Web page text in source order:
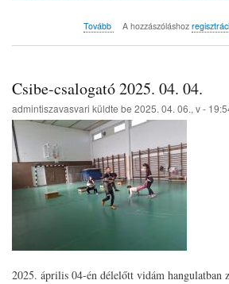
Tovább
(MEGHÍVÓ
A hozzászóláshoz
Csibe-csalogató 2025. 04. 04.
admintiszavasvari küldte be 2025. 04. 06., v -
2025. április 04-én délelőtt vidám hangulatban